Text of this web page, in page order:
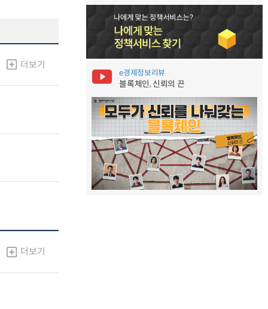
더보기
더보기
e경제정보리뷰
블록체인, 신뢰의 끈